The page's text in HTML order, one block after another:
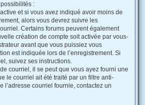
:
et si vous avez indiqué avoir moins de
alors vous devrez suivre les
Certains forums peuvent également
création de compte soit activée par vous-
avant que vous puissiez vous
est indiquée lors de l’enregistrement. Si
suivez ses instructions.
courriel, il se peut que vous ayez fourni une
le courriel ait été traité par un filtre anti-
l’adresse courriel fournie, contactez un